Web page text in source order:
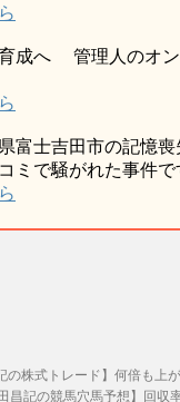
成へ 管理人のオン
富士吉田市の記憶
ミで騒がれた事件で
の株式トレード】何倍も上
田昌記の競馬穴馬予想】回収